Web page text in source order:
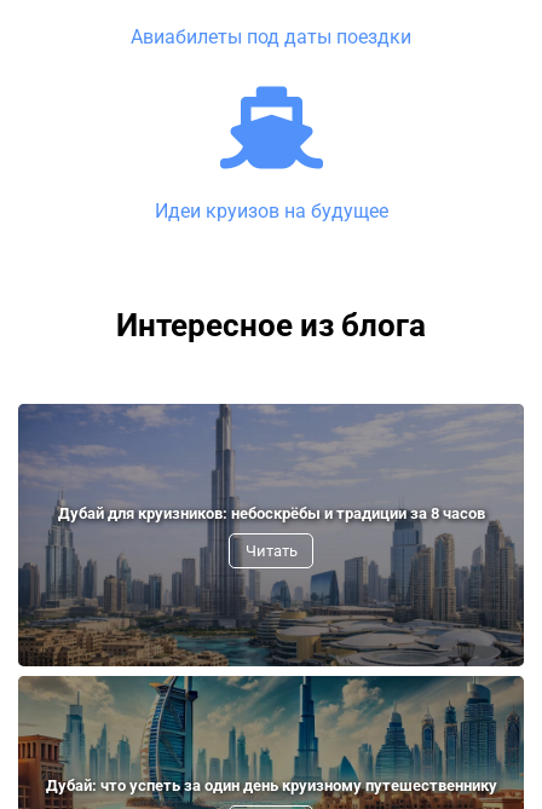
Авиабилеты под даты поездки
Идеи круизов на будущее
Интересное из блога
Дубай для круизников: небоскрёбы и традиции за 8 часов
Читать
Дубай: что успеть за один день круизному путешественнику